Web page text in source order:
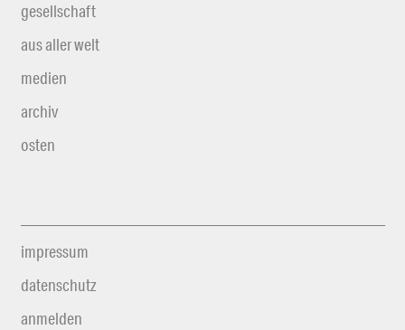
gesellschaft
aus aller welt
medien
archiv
osten
impressum
datenschutz
anmelden